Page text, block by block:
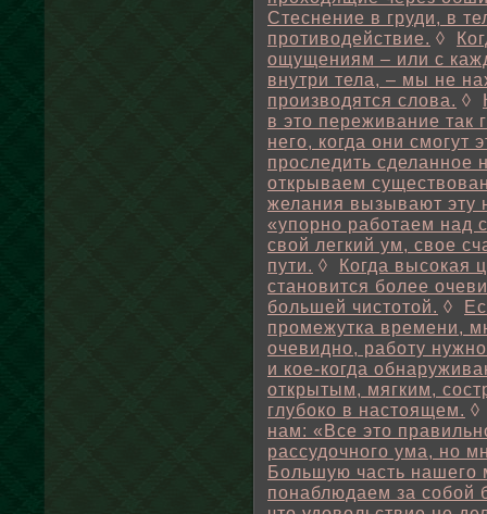
Стеснение в груди, в
противодействие. ◊
ощущениям – или с
внутри тела, – мы не
производятся слова. ◊
в это переживание так
него, когда они смогут
проследить сделанное
открываем
желания вызывают эту
«упорно работаем над
свой легкий ум, свое
пути. ◊ Когда высокая
становится более
большей чистотой. ◊
промежутка времени,
очевидно, работу
и кое-когда
открытым, мягким,
глубоко в настоящем.
нам: «Все это
рассудочного ума, но
Большую часть нашего
понаблюдаем за собой